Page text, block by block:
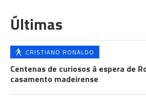
Últimas
CRISTIANO RONALDO
Centenas de curiosos à espera de
casamento madeirense